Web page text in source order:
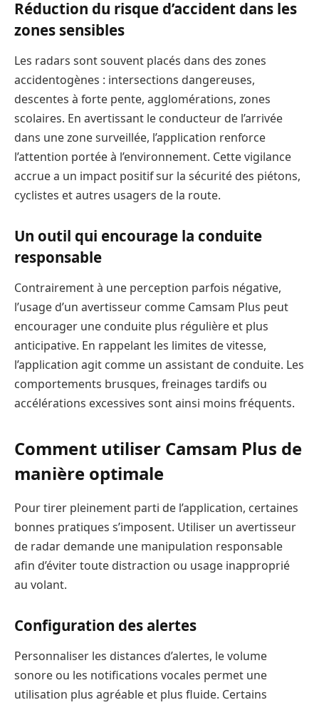
Réduction du risque d’accident dans les
zones sensibles
Les radars sont souvent placés dans des zones
accidentogènes : intersections dangereuses,
descentes à forte pente, agglomérations, zones
scolaires. En avertissant le conducteur de l’arrivée
dans une zone surveillée, l’application renforce
l’attention portée à l’environnement. Cette vigilance
accrue a un impact positif sur la sécurité des piétons,
cyclistes et autres usagers de la route.
Un outil qui encourage la conduite
responsable
Contrairement à une perception parfois négative,
l’usage d’un avertisseur comme Camsam Plus peut
encourager une conduite plus régulière et plus
anticipative. En rappelant les limites de vitesse,
l’application agit comme un assistant de conduite. Les
comportements brusques, freinages tardifs ou
accélérations excessives sont ainsi moins fréquents.
Comment utiliser Camsam Plus de
manière optimale
Pour tirer pleinement parti de l’application, certaines
bonnes pratiques s’imposent. Utiliser un avertisseur
de radar demande une manipulation responsable
afin d’éviter toute distraction ou usage inapproprié
au volant.
Configuration des alertes
Personnaliser les distances d’alertes, le volume
sonore ou les notifications vocales permet une
utilisation plus agréable et plus fluide. Certains